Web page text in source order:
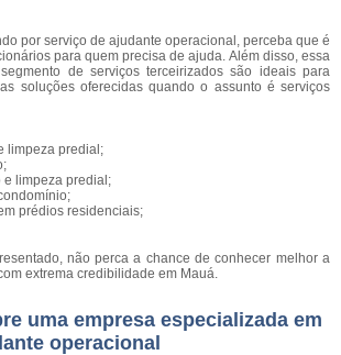
por serviço de ajudante operacional, perceba que é
para quem precisa de ajuda. Além disso, essa
de serviços terceirizados são ideais para
soluções oferecidas quando o assunto é serviços
limpeza predial;
e limpeza predial;
prédios residenciais;
não perca a chance de conhecer melhor a
extrema credibilidade em Mauá.
uma empresa especializada em
operacional